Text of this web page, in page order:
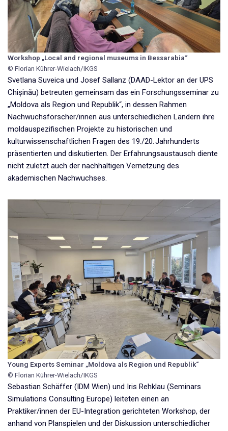
Workshop „Local and regional museums in Bessarabia“
© Florian Kührer-Wielach/IKGS
Svetlana Suveica und Josef Sallanz (DAAD-Lektor an der UPS
Chișinău) betreuten gemeinsam das ein Forschungsseminar zu
„Moldova als Region und Republik“, in dessen Rahmen
Nachwuchsforscher/innen aus unterschiedlichen Ländern ihre
moldauspezifischen Projekte zu historischen und
kulturwissenschaftlichen Fragen des 19./20. Jahrhunderts
präsentierten und diskutierten. Der Erfahrungsaustausch diente
nicht zuletzt auch der nachhaltigen Vernetzung des
akademischen Nachwuchses.
Young Experts Seminar „Moldova als Region und Republik“
© Florian Kührer-Wielach/IKGS
Sebastian Schäffer (IDM Wien) und Iris Rehklau (Seminars
Simulations Consulting Europe) leiteten einen an
Praktiker/innen der EU-Integration gerichteten Workshop, der
anhand von Planspielen und der Diskussion unterschiedlicher